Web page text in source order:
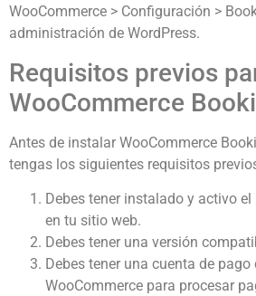
WooCommerce > Configuración >
administración de WordPress.
Requisitos previos
WooCommerce
Antes de instalar WooCommerce
tengas los siguientes requisitos
Debes tener instalado y activo
en tu sitio web.
Debes tener una versión
Debes tener una cuenta de
WooCommerce para procesar